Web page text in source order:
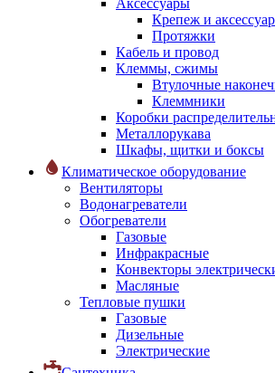
Аксессуары
Крепеж и
Протяжки
Кабель и провод
Клеммы, сжимы
Втулочные
Клеммники
Коробки
Металлорукава
Шкафы, щитки и боксы
Климатическое оборудование
Вентиляторы
Водонагреватели
Обогреватели
Газовые
Инфракрасные
Конвекторы
Масляные
Тепловые пушки
Газовые
Дизельные
Электрические